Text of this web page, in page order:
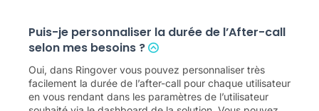
Puis-je personnaliser la durée de l’After-call
selon mes besoins ?
Oui, dans Ringover vous pouvez personnaliser très
facilement la durée de l’after-call pour chaque utilisateur
en vous rendant dans les paramètres de l’utilisateur